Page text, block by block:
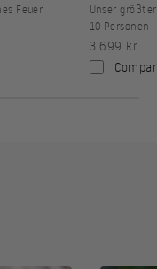
Feuer
Unser
10 Personen
Angebot
3 699 kr